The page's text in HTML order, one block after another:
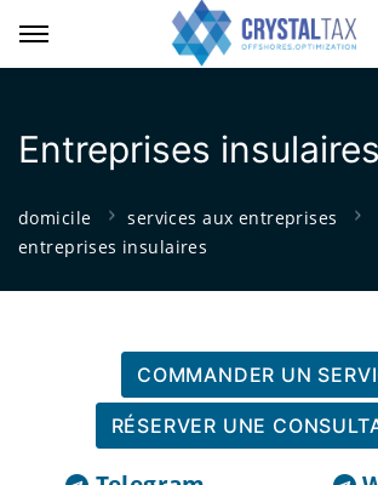
Entreprises insulaires
domicile
services aux entreprises
entreprises insulaires
COMMANDER UN
RÉSERVER UNE